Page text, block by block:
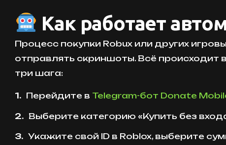
Как работает
Процесс покупки Robux или других
отправлять скриншоты. Всё
три шага:
Перейдите в Telegram-бот Donate
Выберите категорию «Купить без
Укажите свой ID в Roblox, выберите